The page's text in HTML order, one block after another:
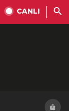
CANLI